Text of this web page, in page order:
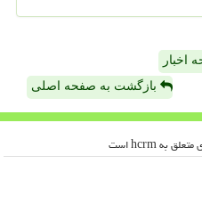
اخبار
بازگشت به صفحه اصلی